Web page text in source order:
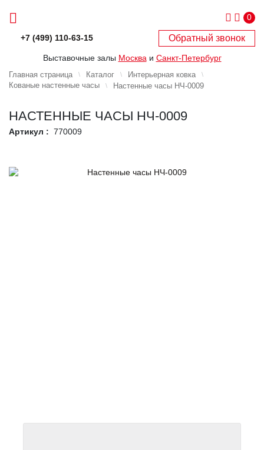
0
+7 (499) 110-63-15 Обратный звонок
Выставочные залы Москва и Санкт-Петербург
Главная страница Каталог
Интерьерная ковка
Кованые настенные часы
Настенные часы НЧ-0009
НАСТЕННЫЕ ЧАСЫ НЧ-0009
Артикул : 770009